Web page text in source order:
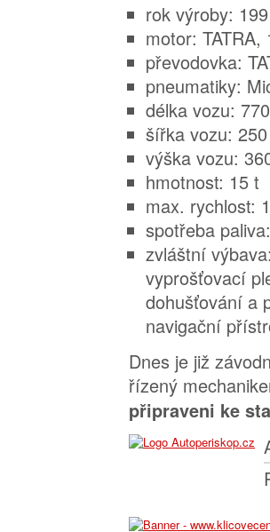
rok výroby:
motor:
převodovka:
pneumatiky:
délka vozu:
šířka vozu:
výška vozu:
hmotnost: 15 t
max. rychlost:
spotřeba
zvláštní
vyprošťovací
dohušťování a
navigační
Dnes je již
řízený
připraveni ke